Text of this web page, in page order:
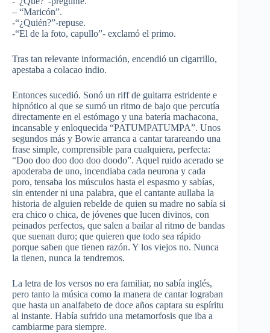
– “Maricón”.
-“¿Quién?”-repuse.
-“El de la foto, capullo”- exclamó el primo.
Tras tan relevante información, encendió un cigarrillo,
apestaba a colacao indio.
Entonces sucedió. Sonó un riff de guitarra estridente e
hipnótico al que se sumó un ritmo de bajo que percutía
directamente en el estómago y una batería machacona,
incansable y enloquecida “PATUMPATUMPA”. Unos
segundos más y Bowie arranca a cantar tarareando una
frase simple, comprensible para cualquiera, perfecta:
“Doo doo doo doo doo doodo”. Aquel ruido acerado se
apoderaba de uno, incendiaba cada neurona y cada
poro, tensaba los músculos hasta el espasmo y sabías,
sin entender ni una palabra, que el cantante aullaba la
historia de alguien rebelde de quien su madre no sabía si
era chico o chica, de jóvenes que lucen divinos, con
peinados perfectos, que salen a bailar al ritmo de bandas
que suenan duro; que quieren que todo sea rápido
porque saben que tienen razón. Y los viejos no. Nunca
la tienen, nunca la tendremos.
La letra de los versos no era familiar, no sabía inglés,
pero tanto la música como la manera de cantar lograban
que hasta un analfabeto de doce años captara su espíritu
al instante. Había sufrido una metamorfosis que iba a
cambiarme para siempre.